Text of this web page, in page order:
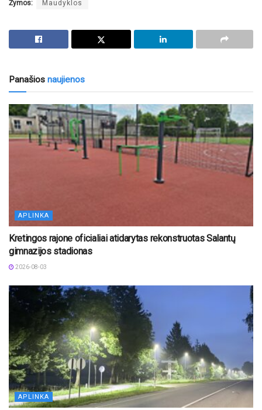
Žymos: Maudyklos
Panašios naujienos
APLINKA
Kretingos rajone oficialiai atidarytas rekonstruotas Salantų
gimnazijos stadionas
2026-08-03
APLINKA